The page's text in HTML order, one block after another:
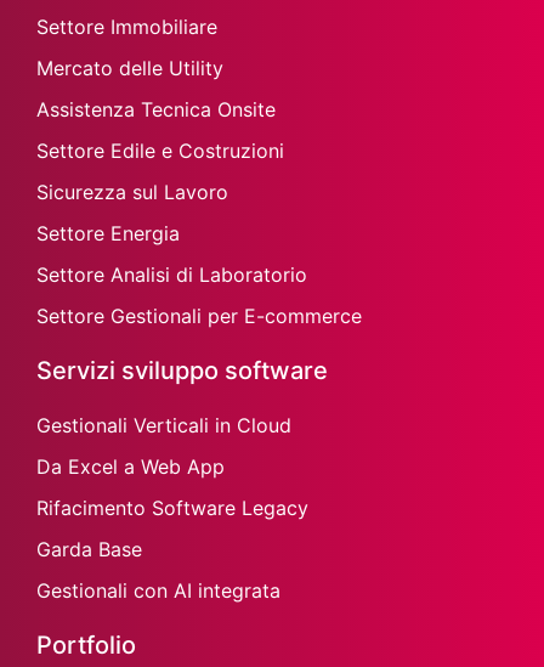
Settore Immobiliare
Mercato delle Utility
Assistenza Tecnica Onsite
Settore Edile e Costruzioni
Sicurezza sul Lavoro
Settore Energia
Settore Analisi di Laboratorio
Settore Gestionali per E-commerce
Servizi sviluppo software
Gestionali Verticali in Cloud
Da Excel a Web App
Rifacimento Software Legacy
Garda Base
Gestionali con AI integrata
Portfolio